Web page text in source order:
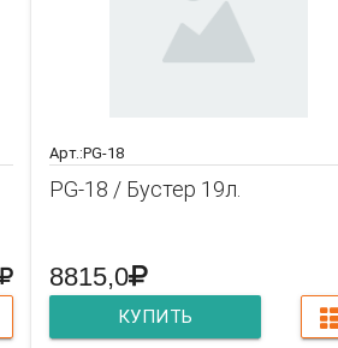
Арт.:PG-18
PG-18 / Бустер 19л.
8815,0
КУПИТЬ